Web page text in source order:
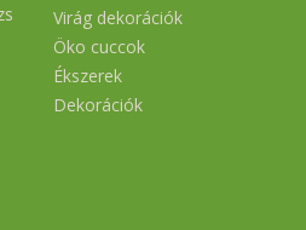
Virág dekorációk
Öko cuccok
Ékszerek
Dekorációk